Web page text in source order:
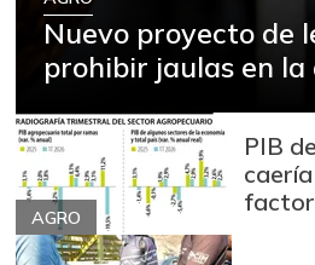
Nuevo proyecto de
prohibir jaulas en
AGRO
PIB